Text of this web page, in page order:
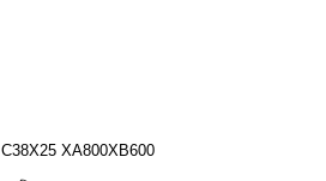
C38X25 XA800XB600